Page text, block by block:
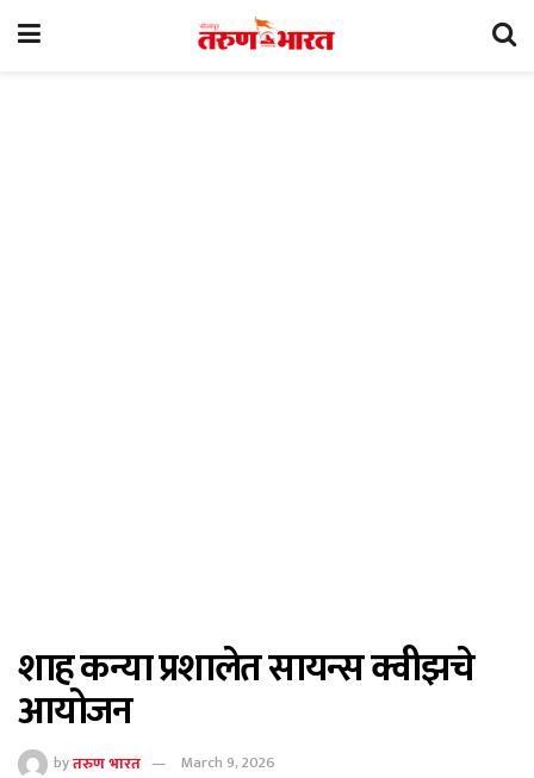
शाह कन्या प्रशालेत सायन्स क्वीझचे
आयोजन
byतरुण भारत March 9, 2026